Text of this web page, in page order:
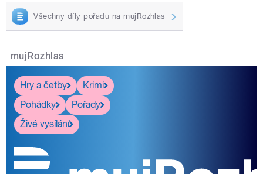
Všechny díly pořadu na mujRozhlas
mujRozhlas
Hry a četby
Krimi
Pohádky
Pořady
Živé vysílání